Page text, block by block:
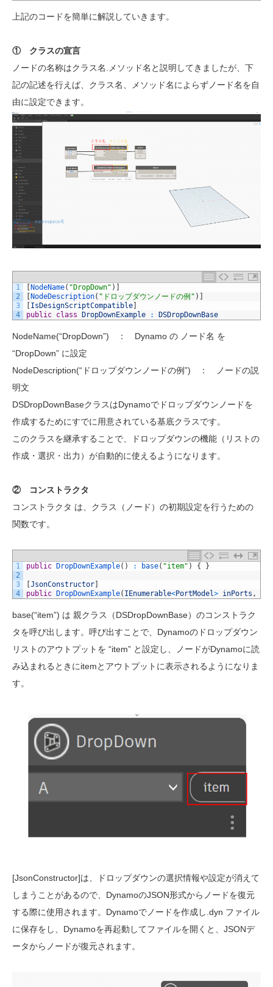
上記のコードを簡単に解説していきます。
① クラスの宣言
ノードの名称はクラス名.メソッド名と説明してきましたが、下
記の記述を行えば、クラス名、メソッド名によらずノード名を自
由に設定できます。
1
2
3
4
NodeName( "DropDown" )
NodeDescription( "ドロップダウンノードの例" )
IsDesignScriptCompatible
public class DropDownExample : DSDropDownBase
NodeName(“DropDown”) ： Dynamo の ノード名 を
“DropDown” に設定
NodeDescription(“ドロップダウンノードの例”) ： ノードの説
明文
DSDropDownBaseクラスはDynamoでドロップダウンノードを
作成するためにすでに用意されている基底クラスです。
このクラスを継承することで、ドロップダウンの機能（リストの
作成・選択・出力）が自動的に使えるようになります。
② コンストラクタ
コンストラクタ は、クラス（ノード）の初期設定を行うための
関数です。
1
2
3
4
public DropDownExample( ) : base( "item" ) { }
JsonConstructor
public
DropDownExample( IEnumerable<PortModel> inPorts ,
base(“item”) は 親クラス（DSDropDownBase）のコンストラク
タを呼び出します。呼び出すことで、Dynamoのドロップダウン
リストのアウトプットを “item” と設定し、ノードがDynamoに読
み込まれるときにitemとアウトプットに表示されるようになりま
す。
[JsonConstructor]は、ドロップダウンの選択情報や設定が消えて
しまうことがあるので、DynamoのJSON形式からノードを復元
する際に使用されます。Dynamoでノードを作成し.dyn ファイル
に保存をし、Dynamoを再起動してファイルを開くと、JSONデ
ータからノードが復元されます。